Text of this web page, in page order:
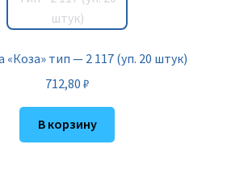
«Коза» тип — 2 117 (уп. 20 штук)
712,80 ₽
В корзину